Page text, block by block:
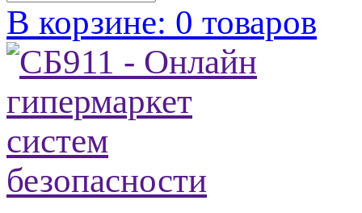
В корзине: 0 товаров